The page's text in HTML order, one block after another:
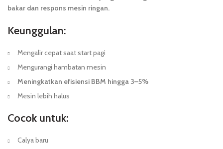
bakar dan respons mesin ringan.
Keunggulan:
Mengalir cepat saat start pagi
Mengurangi hambatan mesin
Meningkatkan efisiensi BBM hingga 3–5%
Mesin lebih halus
Cocok untuk:
Calya baru